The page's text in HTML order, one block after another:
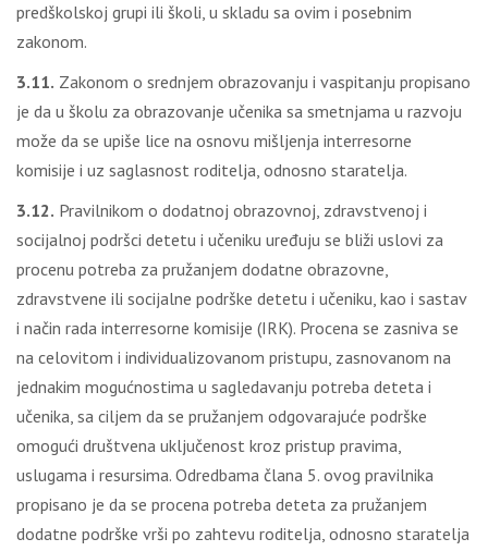
predškolskoj grupi ili školi, u skladu sa ovim i posebnim
zakonom.
3.11. Zakonom o srednjem obrazovanju i vaspitanju propisano
je da u školu za obrazovanje učenika sa smetnjama u razvoju
može da se upiše lice na osnovu mišljenja interresorne
komisije i uz saglasnost roditelja, odnosno staratelja.
3.12. Pravilnikom o dodatnoj obrazovnoj, zdravstvenoj i
socijalnoj podršci detetu i učeniku uređuju se bliži uslovi za
procenu potreba za pružanjem dodatne obrazovne,
zdravstvene ili socijalne podrške detetu i učeniku, kao i sastav
i način rada interresorne komisije (IRK). Procena se zasniva se
na celovitom i individualizovanom pristupu, zasnovanom na
jednakim mogućnostima u sagledavanju potreba deteta i
učenika, sa ciljem da se pružanjem odgovarajuće podrške
omogući društvena uključenost kroz pristup pravima,
uslugama i resursima. Odredbama člana 5. ovog pravilnika
propisano je da se procena potreba deteta za pružanjem
dodatne podrške vrši po zahtevu roditelja, odnosno staratelja